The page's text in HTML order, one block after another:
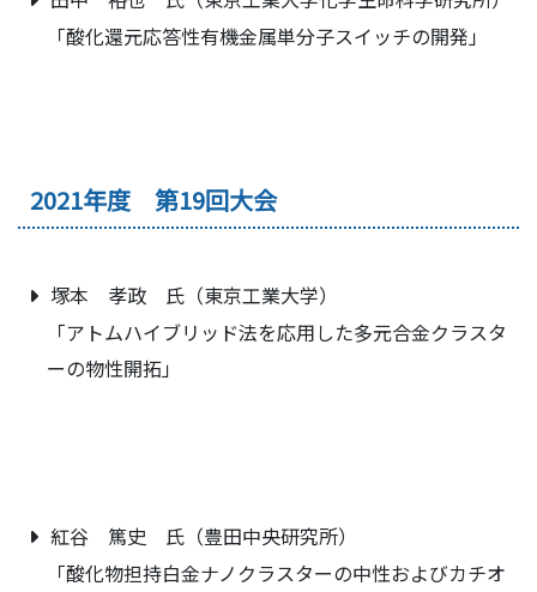
「酸化還元応答性有機金属単分子スイッチの開発」
2021年度 第19回大会
塚本 孝政 氏（東京工業大学）
「アトムハイブリッド法を応用した多元合金クラスタ
ーの物性開拓」
紅谷 篤史 氏（豊田中央研究所）
「酸化物担持白金ナノクラスターの中性およびカチオ